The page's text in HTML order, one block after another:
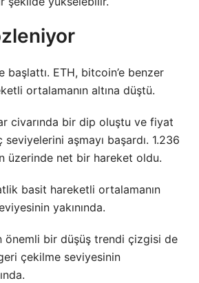
ETH, bitcoin’e benzer
ortalamanın altına düştü.
civarında bir dip oluştu ve fiyat
aşmayı başardı. 1.236
üzerinde net bir hareket oldu.
basit hareketli ortalamanın
yakınında.
önemli bir düşüş trendi çizgisi de
çekilme seviyesinin